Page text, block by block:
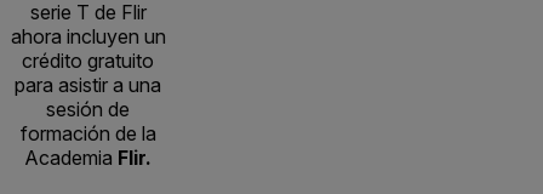
serie T de Flir
ahora incluyen un
crédito gratuito
para asistir a una
sesión de
formación de la
Academia Flir.